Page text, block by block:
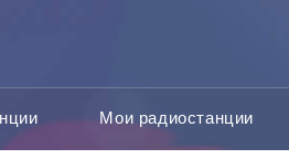
Мои радиостанции